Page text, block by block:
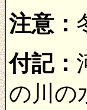
注意：
付記：
の川の